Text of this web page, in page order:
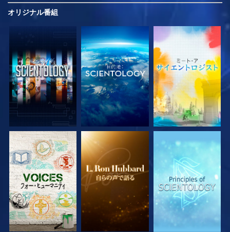
オリジナル番組
シリーズを探求 シリーズを探求 シリーズを探求